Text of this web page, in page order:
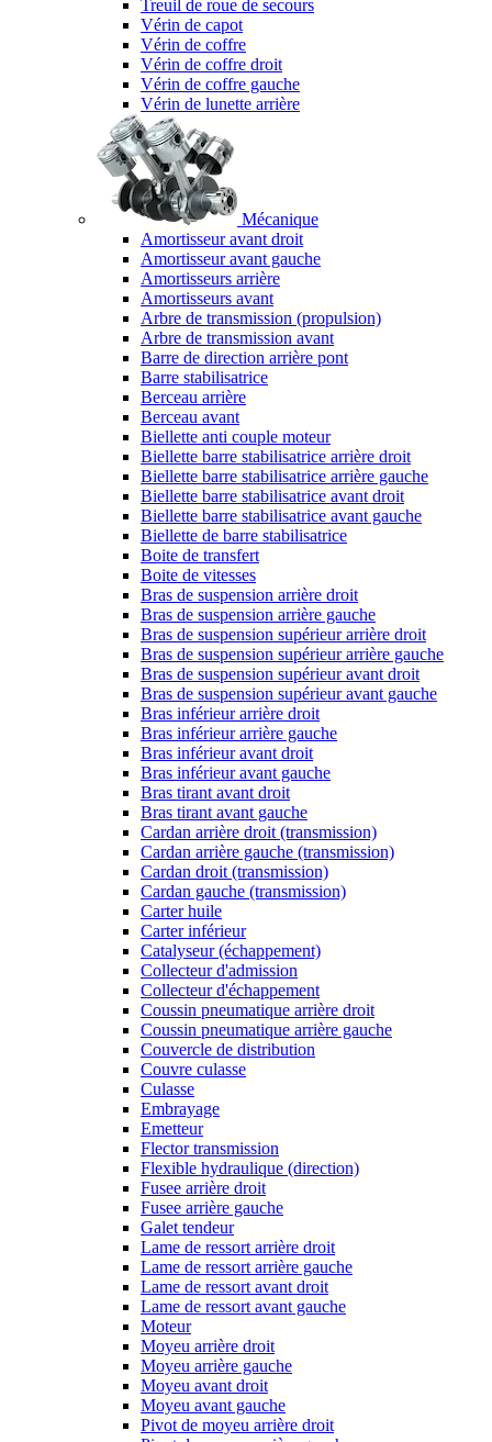
Treuil de roue de secours
Vérin de capot
Vérin de coffre
Vérin de coffre droit
Vérin de coffre gauche
Vérin de lunette arrière
Mécanique
Amortisseur avant droit
Amortisseur avant gauche
Amortisseurs arrière
Amortisseurs avant
Arbre de transmission (propulsion)
Arbre de transmission avant
Barre de direction arrière pont
Barre stabilisatrice
Berceau arrière
Berceau avant
Biellette anti couple moteur
Biellette barre stabilisatrice arrière droit
Biellette barre stabilisatrice arrière gauche
Biellette barre stabilisatrice avant droit
Biellette barre stabilisatrice avant gauche
Biellette de barre stabilisatrice
Boite de transfert
Boite de vitesses
Bras de suspension arrière droit
Bras de suspension arrière gauche
Bras de suspension supérieur arrière droit
Bras de suspension supérieur arrière gauche
Bras de suspension supérieur avant droit
Bras de suspension supérieur avant gauche
Bras inférieur arrière droit
Bras inférieur arrière gauche
Bras inférieur avant droit
Bras inférieur avant gauche
Bras tirant avant droit
Bras tirant avant gauche
Cardan arrière droit (transmission)
Cardan arrière gauche (transmission)
Cardan droit (transmission)
Cardan gauche (transmission)
Carter huile
Carter inférieur
Catalyseur (échappement)
Collecteur d'admission
Collecteur d'échappement
Coussin pneumatique arrière droit
Coussin pneumatique arrière gauche
Couvercle de distribution
Couvre culasse
Culasse
Embrayage
Emetteur
Flector transmission
Flexible hydraulique (direction)
Fusee arrière droit
Fusee arrière gauche
Galet tendeur
Lame de ressort arrière droit
Lame de ressort arrière gauche
Lame de ressort avant droit
Lame de ressort avant gauche
Moteur
Moyeu arrière droit
Moyeu arrière gauche
Moyeu avant droit
Moyeu avant gauche
Pivot de moyeu arrière droit